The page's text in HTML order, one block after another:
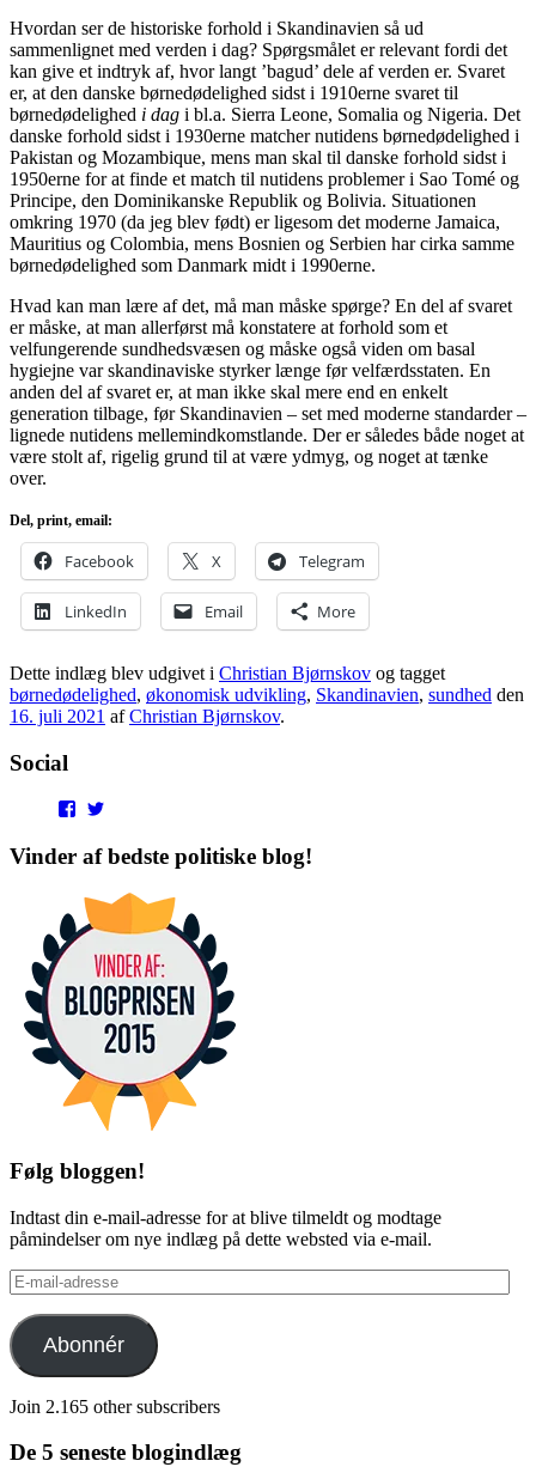
Hvordan ser de historiske forhold i Skandinavien så ud
sammenlignet med verden i dag? Spørgsmålet er relevant fordi det
kan give et indtryk af, hvor langt ’bagud’ dele af verden er. Svaret
er, at den danske børnedødelighed sidst i 1910erne svaret til
børnedødelighed i dag i bl.a. Sierra Leone, Somalia og Nigeria. Det
danske forhold sidst i 1930erne matcher nutidens børnedødelighed i
Pakistan og Mozambique, mens man skal til danske forhold sidst i
1950erne for at finde et match til nutidens problemer i Sao Tomé og
Principe, den Dominikanske Republik og Bolivia. Situationen
omkring 1970 (da jeg blev født) er ligesom det moderne Jamaica,
Mauritius og Colombia, mens Bosnien og Serbien har cirka samme
børnedødelighed som Danmark midt i 1990erne.
Hvad kan man lære af det, må man måske spørge? En del af svaret
er måske, at man allerførst må konstatere at forhold som et
velfungerende sundhedsvæsen og måske også viden om basal
hygiejne var skandinaviske styrker længe før velfærdsstaten. En
anden del af svaret er, at man ikke skal mere end en enkelt
generation tilbage, før Skandinavien – set med moderne standarder –
lignede nutidens mellemindkomstlande. Der er således både noget at
være stolt af, rigelig grund til at være ydmyg, og noget at tænke
over.
Del, print, email:
Facebook X Telegram
LinkedIn Email More
Dette indlæg blev udgivet i Christian Bjørnskov og tagget
børnedødelighed, økonomisk udvikling, Skandinavien, sundhed den
16. juli 2021 afChristian Bjørnskov.
Social
View
profile
on
profile
on
Vinder af bedste politiske blog!
Følg bloggen!
Indtast din e-mail-adresse for at blive tilmeldt og modtage
påmindelser om nye indlæg på dette websted via e-mail.
E-
mail-
adresse
Abonnér
Join 2.165 other subscribers
De 5 seneste blogindlæg